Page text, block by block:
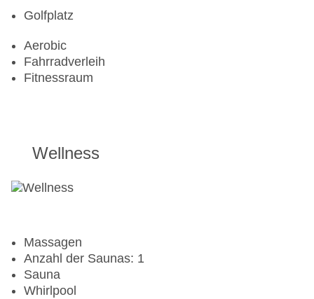
Golfplatz
Aerobic
Fahrradverleih
Fitnessraum
Wellness
Massagen
Anzahl der Saunas: 1
Sauna
Whirlpool